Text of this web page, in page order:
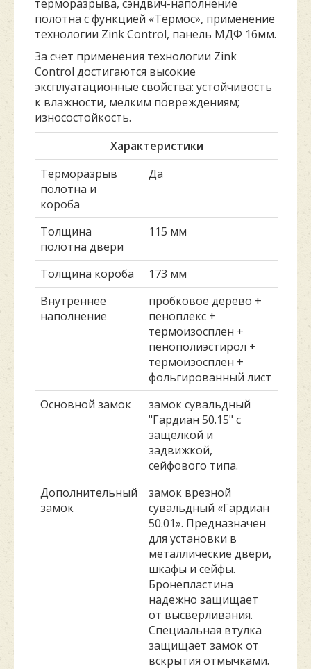
терморазрыва, сэндвич-наполнение
полотна с функцией «Термос», применение
технологии Zink Control, панель МДФ 16мм.
За счет применения технологии Zink
Control достигаются высокие
эксплуатационные свойства: устойчивость
к влажности, мелким повреждениям;
износостойкость.
Характеристики
Терморазрыв
полотна и
короба
Да
Толщина
полотна двери
115 мм
Толщина короба
173 мм
Внутреннее
наполнение
пробковое дерево +
пеноплекс +
термоизосплен +
пенополиэстирол +
термоизосплен +
фольгированный лист
Основной замок
замок сувальдный
"Гардиан 50.15" с
защелкой и
задвижкой,
сейфового типа.
Дополнительный
замок
замок врезной
сувальдный «Гардиан
50.01». Предназначен
для установки в
металлические двери,
шкафы и сейфы.
Бронепластина
надежно защищает
от высверливания.
Специальная втулка
защищает замок от
вскрытия отмычками.